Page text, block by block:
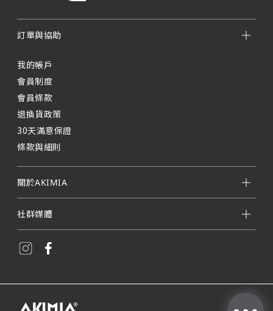
訂單與協助
我的帳戶
會員制度
會員條款
退換貨政策
30天滿意保證
條款與細則
關於AKIMIA
社群媒體